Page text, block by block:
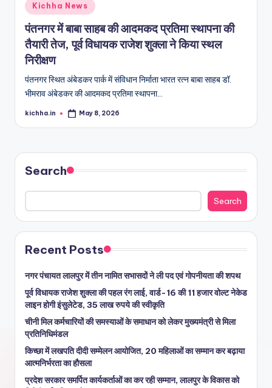
Kichha News
पंतनगर में बाबा साहब की आदमकद प्रतिमा स्थापना की
तैयारी तेज, पूर्व विधायक राजेश शुक्ला ने किया स्थल
निरीक्षण
पंतनगर स्थित अंबेडकर पार्क में संविधान निर्माता भारत रत्न बाबा साहब डॉ.
भीमराव अंबेडकर की आदमकद प्रतिमा स्थापना…
kichha.in May 8, 2026
Search
Search
Recent Posts
नगर पंचायत लालपुर में तीन नामित सभासदों ने ली पद एवं गोपनीयता की शपथ
पूर्व विधायक राजेश शुक्ला की पहल रंग लाई, वार्ड-16 की 11 हजार वोल्ट नेकेड
लाइन होगी इंसुलेटेड, 35 लाख रुपये की स्वीकृति
चीनी मिल कर्मचारियों की समस्याओं के समाधान को लेकर मुख्यमंत्री से मिला
प्रतिनिधिमंडल
किच्छा में लखपति दीदी सम्मेलन आयोजित, 20 महिलाओं का सम्मान कर बढ़ाया
आत्मनिर्भरता का हौसला
प्रदेश सरकार समर्पित कार्यकर्ताओं का कर रही सम्मान, लालपुर के विकास को